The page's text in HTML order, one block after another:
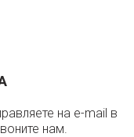
на e-mail в
нам.